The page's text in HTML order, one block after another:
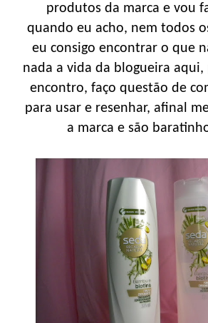
produtos da marca e vou
quando eu acho, nem todos
eu consigo encontrar o que
nada a vida da blogueira
encontro, faço questão de
para usar e resenhar, afinal
a marca e são